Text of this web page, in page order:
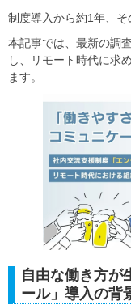
制度導入から約1年、そ
本記事では、最新の調
し、リモート時代に求
ます。
自由な働き方が
ール」導入の背